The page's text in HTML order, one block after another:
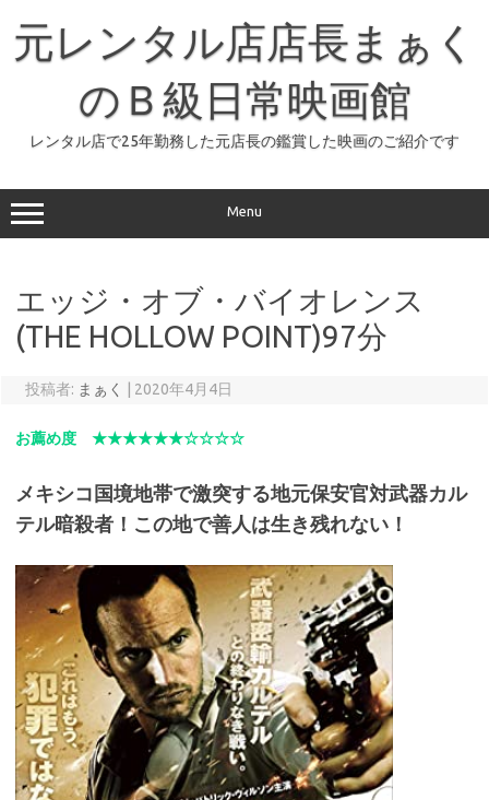
元レンタル店店長まぁく
のＢ級日常映画館
レンタル店で25年勤務した元店長の鑑賞した映画のご紹介です
Menu
エッジ・オブ・バイオレンス
(THE HOLLOW POINT)97分
投稿者: まぁく 2020年4月4日
お薦め度 ★★★★★★☆☆☆☆
メキシコ国境地帯で激突する地元保安官対武器カル
テル暗殺者！この地で善人は生き残れない！